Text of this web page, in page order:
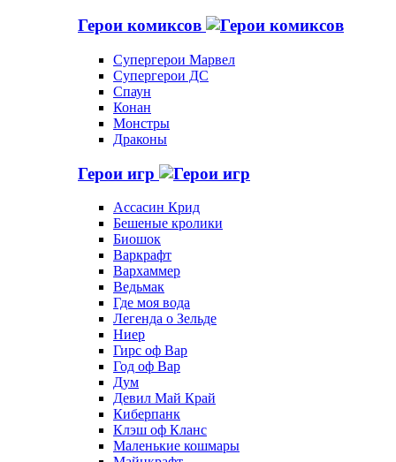
Герои комиксов
Супергерои Марвел
Супергерои ДС
Спаун
Конан
Монстры
Драконы
Герои игр
Ассасин Крид
Бешеные кролики
Биошок
Варкрафт
Вархаммер
Ведьмак
Где моя вода
Легенда о Зельде
Ниер
Гирс оф Вар
Год оф Вар
Дум
Девил Май Край
Киберпанк
Клэш оф Кланс
Маленькие кошмары